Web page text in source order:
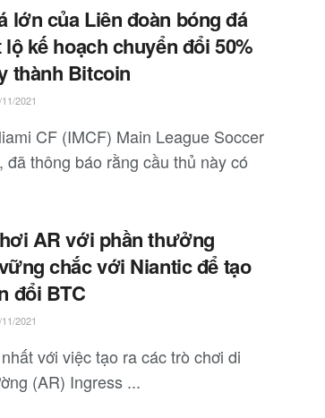
lớn của Liên đoàn bóng đá
kế hoạch chuyển đổi 50%
thành Bitcoin
2021
CF (IMCF) Main League Soccer
đã thông báo rằng cầu thủ này có
AR với phần thưởng
chắc với Niantic để tạo
đổi BTC
2021
với việc tạo ra các trò chơi di
(AR) Ingress ...